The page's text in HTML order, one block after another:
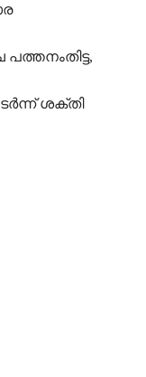
ശക്തി